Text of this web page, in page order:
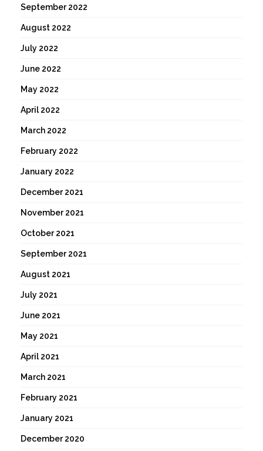
September 2022
August 2022
July 2022
June 2022
May 2022
April 2022
March 2022
February 2022
January 2022
December 2021
November 2021
October 2021
September 2021
August 2021
July 2021
June 2021
May 2021
April 2021
March 2021
February 2021
January 2021
December 2020